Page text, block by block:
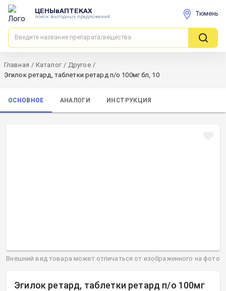
ЦЕНЫвАПТЕКАХ
поиск выгодных предложений Тюмень
Главная / Каталог / Другое /
Эгилок ретард, таблетки ретард п/о 100мг бл, 10
ОСНОВНОЕ АНАЛОГИ ИНСТРУКЦИЯ
Эгилок ретард, таблетки ретард п/о 100мг
Внешний вид товара может отличаться от изображенного на фото